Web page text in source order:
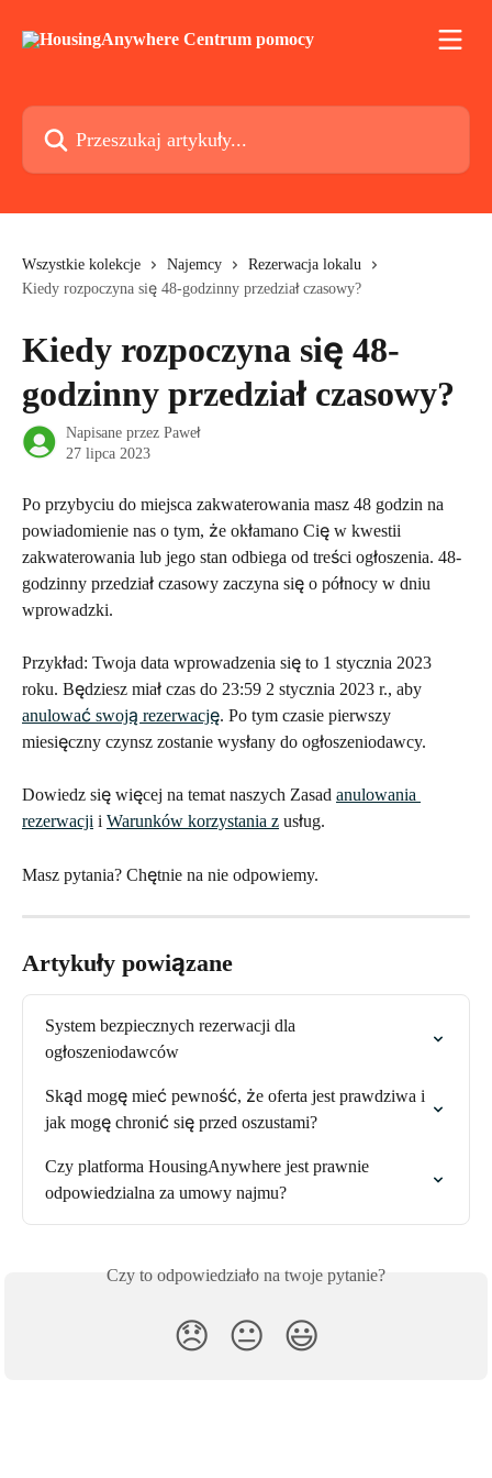
Przeszukaj artykuły...
Wszystkie kolekcje Najemcy
Rezerwacja lokalu
Kiedy rozpoczyna się 48-godzinny przedział czasowy?
Kiedy rozpoczyna się 48-
godzinny przedział czasowy?
Napisane przez Paweł
27 lipca 2023
Po przybyciu do miejsca zakwaterowania masz 48 godzin na
powiadomienie nas o tym, że okłamano Cię w kwestii
zakwaterowania lub jego stan odbiega od treści ogłoszenia. 48-
godzinny przedział czasowy zaczyna się o północy w dniu
wprowadzki.
Przykład: Twoja data wprowadzenia się to 1 stycznia 2023
roku. Będziesz miał czas do 23:59 2 stycznia 2023 r., aby
anulować swoją rezerwację. Po tym czasie pierwszy
miesięczny czynsz zostanie wysłany do ogłoszeniodawcy.
Dowiedz się więcej na temat naszych Zasad anulowania
rezerwacji i Warunków korzystania z usług.
Masz pytania? Chętnie na nie odpowiemy.
Artykuły powiązane
System bezpiecznych rezerwacji dla
ogłoszeniodawców
Skąd mogę mieć pewność, że oferta jest prawdziwa i
jak mogę chronić się przed oszustami?
Czy platforma HousingAnywhere jest prawnie
odpowiedzialna za umowy najmu?
Czy to odpowiedziało na twoje pytanie?
😞 😐 😃